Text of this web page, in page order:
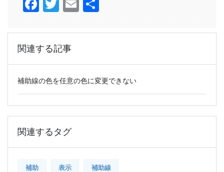
Facebook
TwitterEmail
関連する記事
補助線の色を任意の色に変更できない
関連するタグ
補助 表示 補助線